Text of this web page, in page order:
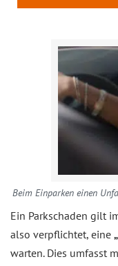
Beim Einparken einen
Ein Parkschaden gilt
also verpflichtet, eine
warten. Dies umfasst